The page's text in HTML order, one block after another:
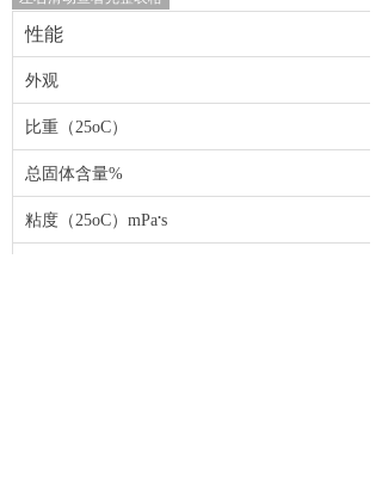
性能
外观
比重（25oC）
总固体含量%
粘度（25oC） mPa.s